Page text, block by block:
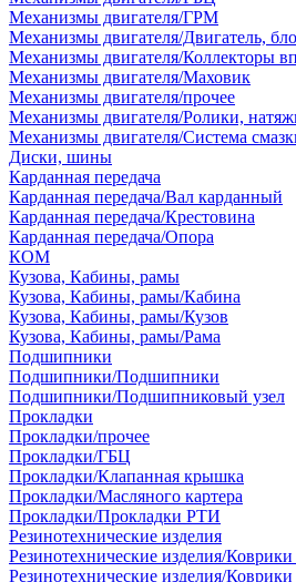
Механизмы двигателя/ГРМ
Механизмы двигателя/Двигатель,
Механизмы двигателя/Коллекторы
Механизмы двигателя/Маховик
Механизмы двигателя/прочее
Механизмы двигателя/Ролики,
Механизмы двигателя/Система
Диски, шины
Карданная передача
Карданная передача/Вал карданный
Карданная передача/Крестовина
Карданная передача/Опора
КОМ
Кузова, Кабины, рамы
Кузова, Кабины, рамы/Кабина
Кузова, Кабины, рамы/Кузов
Кузова, Кабины, рамы/Рама
Подшипники
Подшипники/Подшипники
Подшипники/Подшипниковый узел
Прокладки
Прокладки/прочее
Прокладки/ГБЦ
Прокладки/Клапанная крышка
Прокладки/Масляного картера
Прокладки/Прокладки РТИ
Резинотехнические изделия
Резинотехнические изделия/
Резинотехнические изделия/Коврики